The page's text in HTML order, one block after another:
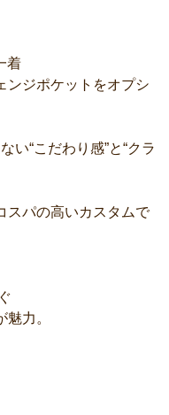
着
ンジポケットをオプシ
い“こだわり感”と“クラ
スパの高いカスタムで
力。